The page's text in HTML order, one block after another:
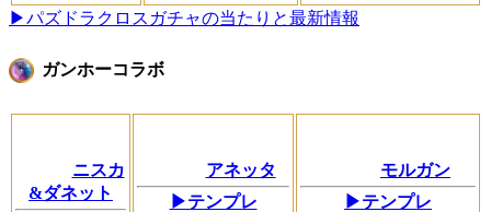
▶パズドラクロスガチャの当たりと最新情報
ガンホーコラボ
ニスカ
&ダネット
アネッタ
▶テンプレ
モルガン
▶テンプレ